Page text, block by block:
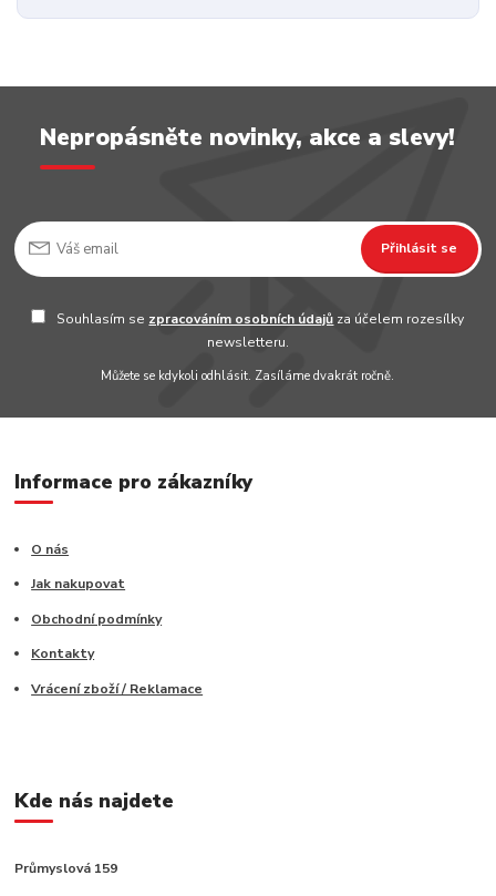
Nepropásněte novinky, akce a slevy!
Přihlásit se
Souhlasím se zpracováním osobních údajů za účelem rozesílky
newsletteru.
Můžete se kdykoli odhlásit. Zasíláme dvakrát ročně.
Informace pro zákazníky
O nás
Jak nakupovat
Obchodní podmínky
Kontakty
Vrácení zboží / Reklamace
Kde nás najdete
Průmyslová 159